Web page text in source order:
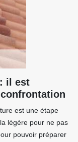
il est
est une étape
légère pour ne pas
pouvoir préparer